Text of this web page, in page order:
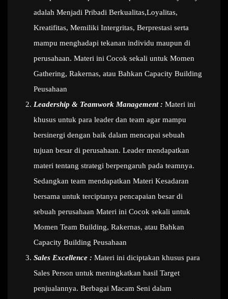
adalah Menjadi Pribadi Berkualitas,Loyalitas,
Kreatifitas, Memiliki Intergritas, Berprestasi serta
mampu menghadapi tekanan individu maupun di
perusahaan. Materi ini Cocok sekali untuk Momen
Gathering, Rakernas, atau Bahkan Capacity Building
Peusahaan
Leadership & Teamwork Management : Materi ini
khusus untuk para leader dan team agar mampu
bersinergi dengan baik dalam mencapai sebuah
tujuan besar di perusahaan. Leader mendapatkan
materi tentang strategi berpengaruh pada teamnya.
Sedangkan team mendapatkan Materi Kesadaran
bersama untuk terciptanya pencapaian besar di
sebuah perusahaan Materi ini Cocok sekali untuk
Momen Team Building, Rakernas, atau Bahkan
Capacity Building Peusahaan
Sales Excellence : Materi ini diciptakan khusus para
Sales Person untuk meningkatkan hasil Target
penjualannya. Berbagai Macam Seni dalam